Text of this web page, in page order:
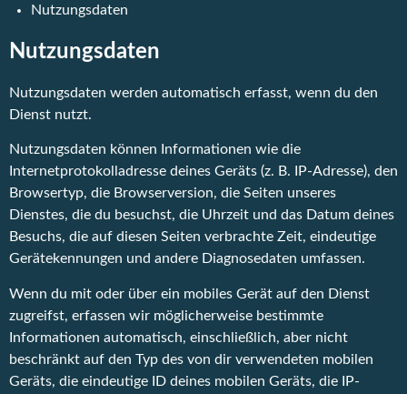
Nutzungsdaten
Nutzungsdaten
Nutzungsdaten werden automatisch erfasst, wenn du den
Dienst nutzt.
Nutzungsdaten können Informationen wie die
Internetprotokolladresse deines Geräts (z. B. IP-Adresse), den
Browsertyp, die Browserversion, die Seiten unseres
Dienstes, die du besuchst, die Uhrzeit und das Datum deines
Besuchs, die auf diesen Seiten verbrachte Zeit, eindeutige
Gerätekennungen und andere Diagnosedaten umfassen.
Wenn du mit oder über ein mobiles Gerät auf den Dienst
zugreifst, erfassen wir möglicherweise bestimmte
Informationen automatisch, einschließlich, aber nicht
beschränkt auf den Typ des von dir verwendeten mobilen
Geräts, die eindeutige ID deines mobilen Geräts, die IP-